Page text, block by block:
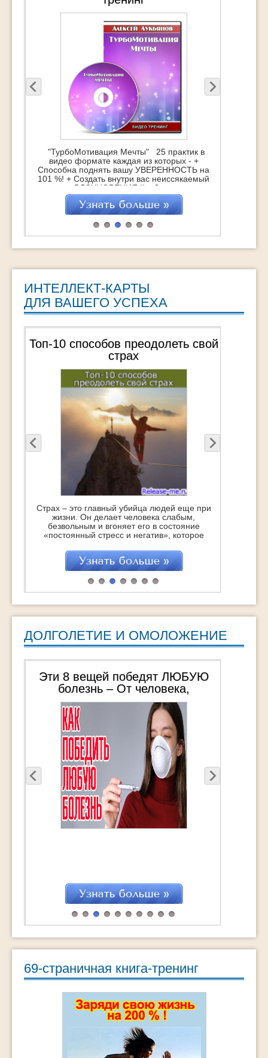
"ТурбоМотивация Мечты" 25 практик в
видео формате каждая из которых - +
Способна поднять вашу УВЕРЕННОСТЬ на
101 %! + Создать внутри вас неиссякаемый
источник ВДОХНОВЕНИЯ !! + Зажечь супер-
мотивацию на достижение Мечты !!!
"ТурбоМотивация Мечты" это : 25
практических техник, которые помогут
навсегда обрести Вдохновение Обретение
ИНТЕЛЛЕКТ-КАРТЫ
ДЛЯ ВАШЕГО УСПЕХА
Топ-10 способов преодолеть свой
страх
Страх – это главный убийца людей еще при
жизни. Он делает человека слабым,
безвольным и вгоняет его в состояние
«постоянный стресс и негатив», которое
Это с одной стороны. Но с другой – это
отличная возможность стать сильнее,
поднять самооценку и получить заряд
бодрости и энергии на очень большое
ДОЛГОЛЕТИЕ И ОМОЛОЖЕНИЕ
Эти 8 вещей победят ЛЮБУЮ
болезнь – От человека,
пережившего 3 общих наркоза
69-страничная книга-тренинг